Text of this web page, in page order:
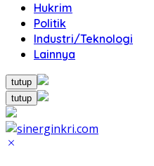
Hukrim
Politik
Industri/Teknologi
Lainnya
tutup
tutup